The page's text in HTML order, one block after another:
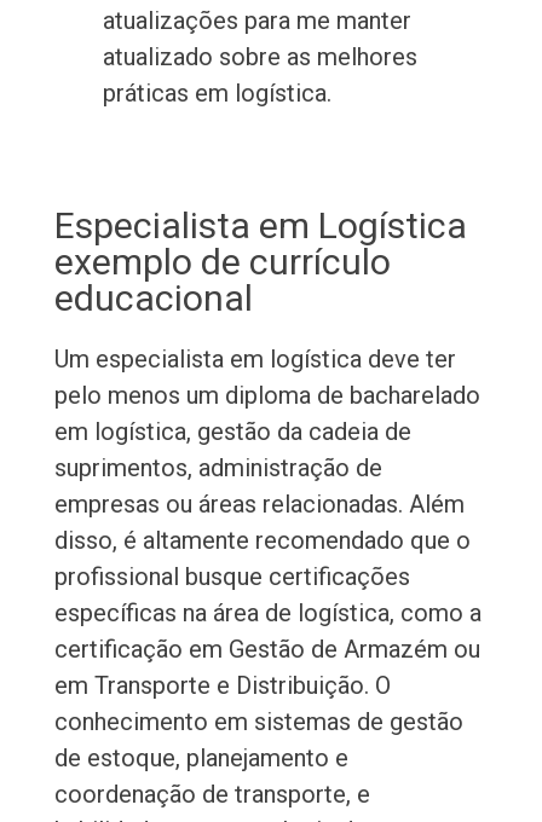
atualizações para me manter
atualizado sobre as melhores
práticas em logística.
Especialista em Logística
exemplo de currículo
educacional
Um especialista em logística deve ter
pelo menos um diploma de bacharelado
em logística, gestão da cadeia de
suprimentos, administração de
empresas ou áreas relacionadas. Além
disso, é altamente recomendado que o
profissional busque certificações
específicas na área de logística, como a
certificação em Gestão de Armazém ou
em Transporte e Distribuição. O
conhecimento em sistemas de gestão
de estoque, planejamento e
coordenação de transporte, e